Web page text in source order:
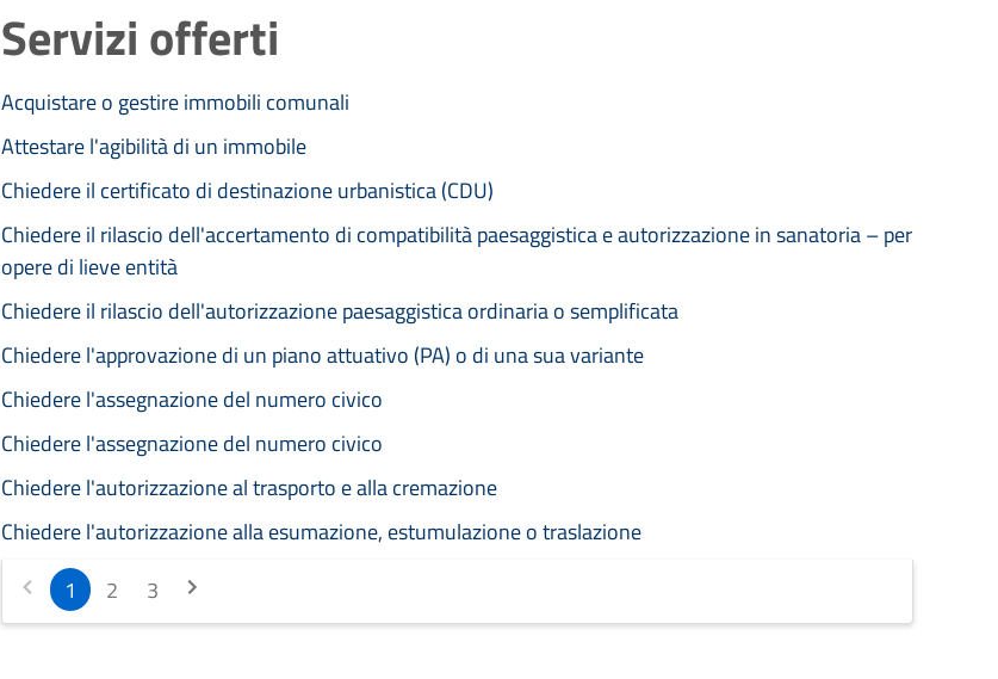
Servizi offerti
Acquistare o gestire immobili comunali
Attestare l'agibilità di un immobile
Chiedere il certificato di destinazione urbanistica (CDU)
Chiedere il rilascio dell'accertamento di compatibilità paesaggistica e autorizzazione in sanatoria – per
opere di lieve entità
Chiedere il rilascio dell'autorizzazione paesaggistica ordinaria o semplificata
Chiedere l'approvazione di un piano attuativo (PA) o di una sua variante
Chiedere l'assegnazione del numero civico
Chiedere l'assegnazione del numero civico
Chiedere l'autorizzazione al trasporto e alla cremazione
Chiedere l'autorizzazione alla esumazione, estumulazione o traslazione
1
2 3